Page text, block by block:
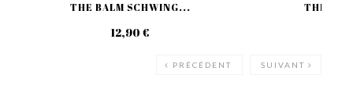
THE BALM SCHWING...
12,90 €
THE
PRÉCÉDENT SUIVANT